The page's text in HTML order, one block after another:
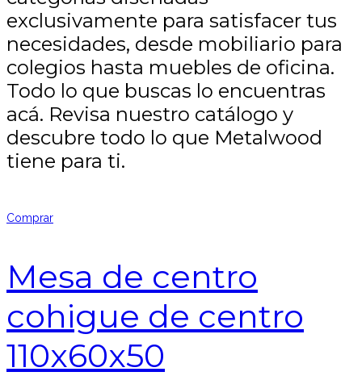
exclusivamente para satisfacer tus
necesidades, desde mobiliario para
colegios hasta muebles de oficina.
Todo lo que buscas lo encuentras
acá. Revisa nuestro catálogo y
descubre todo lo que Metalwood
tiene para ti.
Comprar
Mesa de centro
cohigue de centro
110x60x50